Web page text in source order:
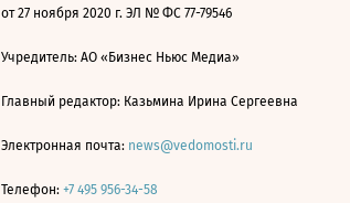
от 27 ноября 2020 г. ЭЛ № ФС 77-79546
Учредитель: АО «Бизнес Ньюс Медиа»
Главный редактор: Казьмина Ирина Сергеевна
Электронная почта: news@vedomosti.ru
Телефон: +7 495 956-34-58